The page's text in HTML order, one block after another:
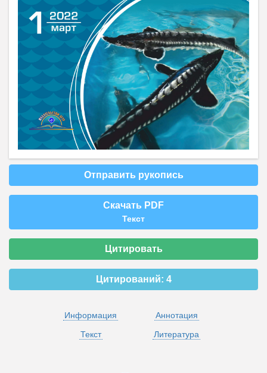
Отправить рукопись
Скачать PDF
Текст
Цитировать
Цитирований: 4
Информация
Аннотация
Текст
Литература